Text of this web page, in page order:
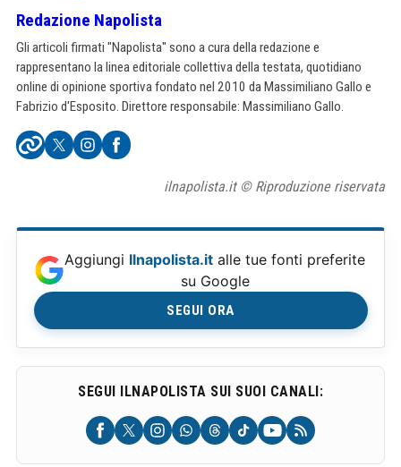
Redazione Napolista
Gli articoli firmati "Napolista" sono a cura della redazione e
rappresentano la linea editoriale collettiva della testata, quotidiano
online di opinione sportiva fondato nel 2010 da Massimiliano Gallo e
Fabrizio d'Esposito. Direttore responsabile: Massimiliano Gallo.
ilnapolista.it © Riproduzione riservata
Aggiungi Ilnapolista.it alle tue fonti preferite
su Google
SEGUI ORA
SEGUI ILNAPOLISTA SUI SUOI CANALI: